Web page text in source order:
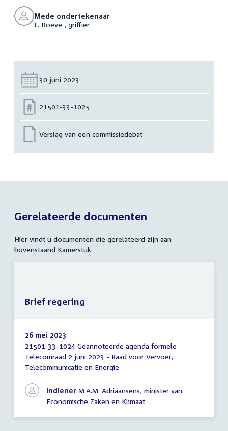
Mede ondertekenaar
L. Boeve , griffier
Datum:
30 juni 2023
Nummer:
21501-33-1025
Verslag van een commissiedebat
Gerelateerde documenten
Hier vindt u documenten die gerelateerd zijn aan
bovenstaand Kamerstuk.
Brief
regering
26 mei 2023
21501-33-1024 Geannoteerde agenda formele
Telecomraad 2 juni 2023 - Raad voor Vervoer,
Telecommunicatie en Energie
Indiener M.A.M. Adriaansens, minister van
Economische Zaken en Klimaat
Brief regering